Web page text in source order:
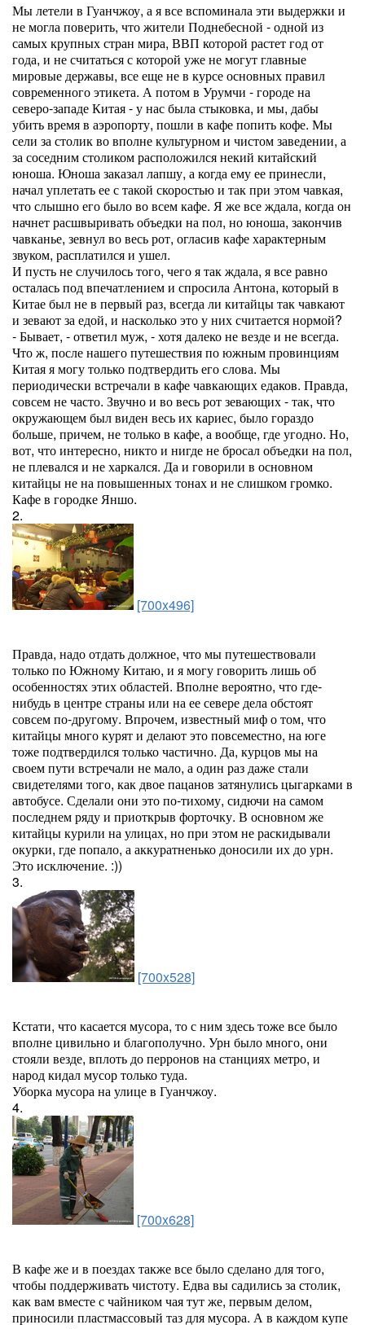
Мы летели в Гуанчжоу, а я все вспоминала эти выдержки и
не могла поверить, что жители Поднебесной - одной из
самых крупных стран мира, ВВП которой растет год от
года, и не считаться с которой уже не могут главные
мировые державы, все еще не в курсе основных правил
современного этикета. А потом в Урумчи - городе на
северо-западе Китая - у нас была стыковка, и мы, дабы
убить время в аэропорту, пошли в кафе попить кофе. Мы
сели за столик во вполне культурном и чистом заведении, а
за соседним столиком расположился некий китайский
юноша. Юноша заказал лапшу, а когда ему ее принесли,
начал уплетать ее с такой скоростью и так при этом чавкая,
что слышно его было во всем кафе. Я же все ждала, когда он
начнет расшвыривать объедки на пол, но юноша, закончив
чавканье, зевнул во весь рот, огласив кафе характерным
звуком, расплатился и ушел.
И пусть не случилось того, чего я так ждала, я все равно
осталась под впечатлением и спросила Антона, который в
Китае был не в первый раз, всегда ли китайцы так чавкают
и зевают за едой, и насколько это у них считается нормой?
- Бывает, - ответил муж, - хотя далеко не везде и не всегда.
Что ж, после нашего путешествия по южным провинциям
Китая я могу только подтвердить его слова. Мы
периодически встречали в кафе чавкающих едаков. Правда,
совсем не часто. Звучно и во весь рот зевающих - так, что
окружающем был виден весь их кариес, было гораздо
больше, причем, не только в кафе, а вообще, где угодно. Но,
вот, что интересно, никто и нигде не бросал объедки на пол,
не плевался и не харкался. Да и говорили в основном
китайцы не на повышенных тонах и не слишком громко.
Кафе в городке Яншо.
2.
[700x496]
Правда, надо отдать должное, что мы путешествовали
только по Южному Китаю, и я могу говорить лишь об
особенностях этих областей. Вполне вероятно, что где-
нибудь в центре страны или на ее севере дела обстоят
совсем по-другому. Впрочем, известный миф о том, что
китайцы много курят и делают это повсеместно, на юге
тоже подтвердился только частично. Да, курцов мы на
своем пути встречали не мало, а один раз даже стали
свидетелями того, как двое пацанов затянулись цыгарками в
автобусе. Сделали они это по-тихому, сидючи на самом
последнем ряду и приоткрыв форточку. В основном же
китайцы курили на улицах, но при этом не раскидывали
окурки, где попало, а аккуратненько доносили их до урн.
Это исключение. :))
3.
[700x528]
Кстати, что касается мусора, то с ним здесь тоже все было
вполне цивильно и благополучно. Урн было много, они
стояли везде, вплоть до перронов на станциях метро, и
народ кидал мусор только туда.
Уборка мусора на улице в Гуанчжоу.
4.
[700x628]
В кафе же и в поездах также все было сделано для того,
чтобы поддерживать чистоту. Едва вы садились за столик,
как вам вместе с чайником чая тут же, первым делом,
приносили пластмассовый таз для мусора. А в каждом купе